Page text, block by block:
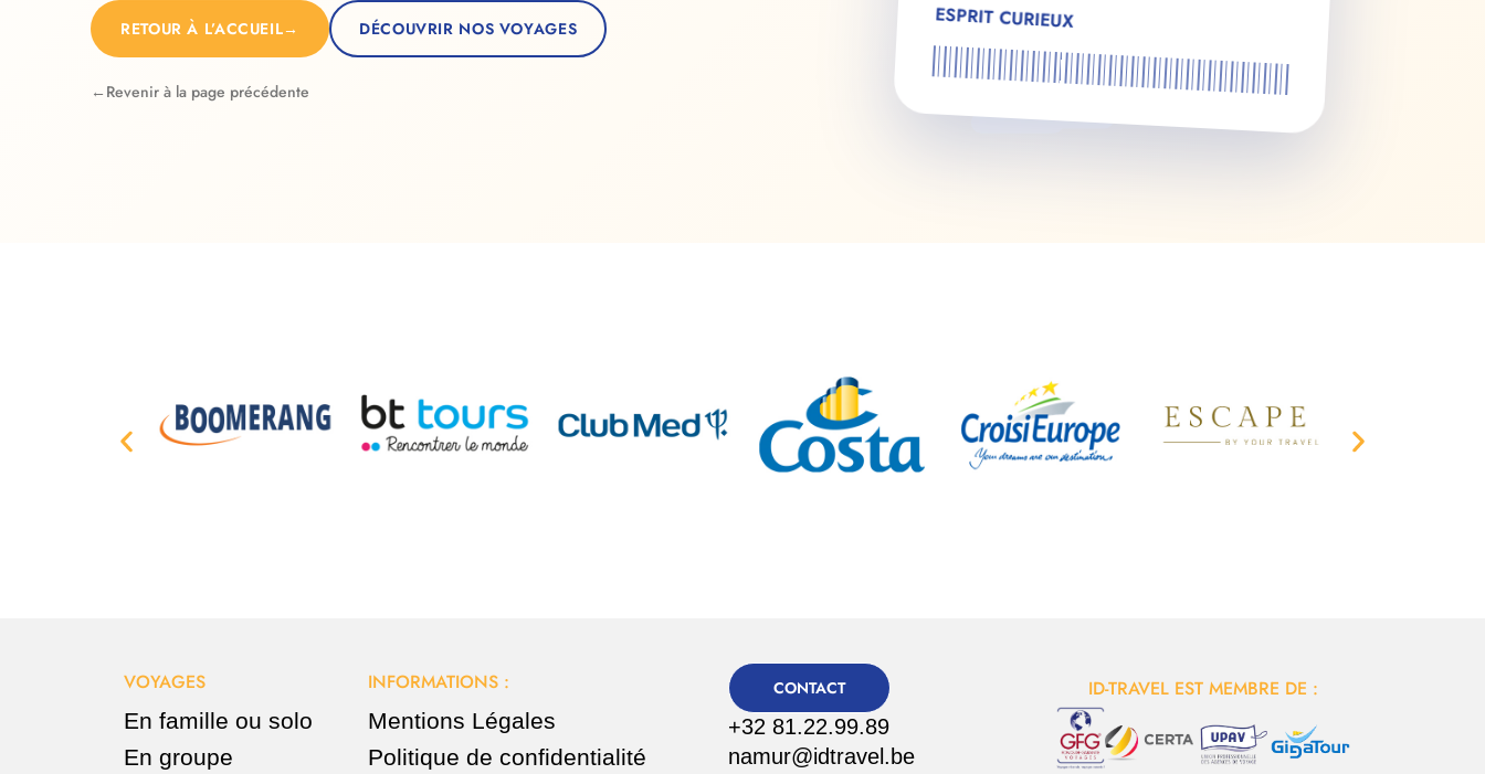
RETOUR À L’ACCUEIL→ DÉCOUVRIR NOS VOYAGES
← Revenir à la page précédente
ESPRIT CURIEUX
VOYAGES
En famille ou solo
En groupe
INFORMATIONS :
Mentions Légales
Politique de confidentialité
CONTACT
+32 81.22.99.89
namur@idtravel.be
ID-TRAVEL EST MEMBRE DE :